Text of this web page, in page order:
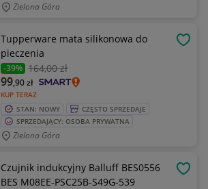
Zielona Góra
Tupperware mata silikonowa do
pieczenia
-39% 164,00 zł
KUP TERAZ
99,90zł
STAN: NOWY
CZĘSTO SPRZEDAJE
SPRZEDAJĄCY: OSOBA PRYWATNA
Zielona Góra
Czujnik indukcyjny Balluff BES0556
BES M08EE-PSC25B-S49G-539